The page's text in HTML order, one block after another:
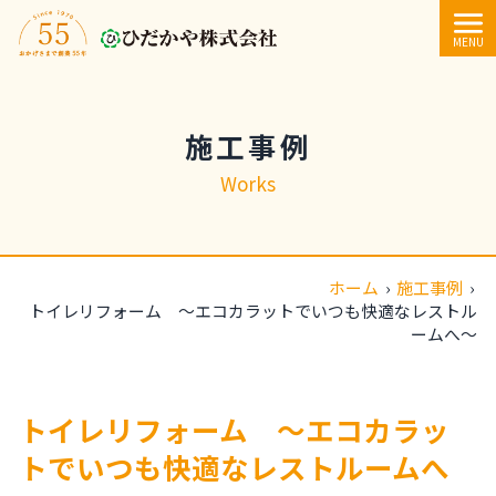
内容をスキップ
MENU
施工事例
Works
ホーム › 施工事例 ›
トイレリフォーム ～エコカラットでいつも快適なレストル
ームへ～
トイレリフォーム ～エコカラッ
トでいつも快適なレストルームへ